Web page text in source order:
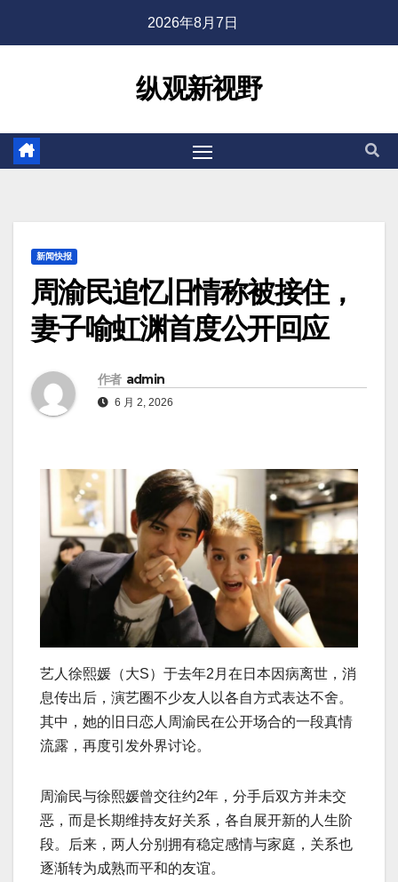
2026年8月7日
纵观新视野
新闻快报
周渝民追忆旧情称被接住，
妻子喻虹渊首度公开回应
作者 admin
6 月 2, 2026
艺人徐熙媛（大S）于去年2月在日本因病离世，消
息传出后，演艺圈不少友人以各自方式表达不舍。
其中，她的旧日恋人周渝民在公开场合的一段真情
流露，再度引发外界讨论。
周渝民与徐熙媛曾交往约2年，分手后双方并未交
恶，而是长期维持友好关系，各自展开新的人生阶
段。后来，两人分别拥有稳定感情与家庭，关系也
逐渐转为成熟而平和的友谊。